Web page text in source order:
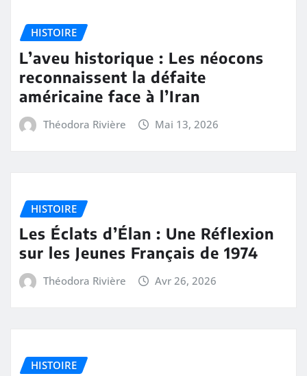
HISTOIRE
L’aveu historique : Les néocons
reconnaissent la défaite
américaine face à l’Iran
Théodora Rivière Mai 13, 2026
HISTOIRE
Les Éclats d’Élan : Une Réflexion
sur les Jeunes Français de 1974
Théodora Rivière Avr 26, 2026
HISTOIRE